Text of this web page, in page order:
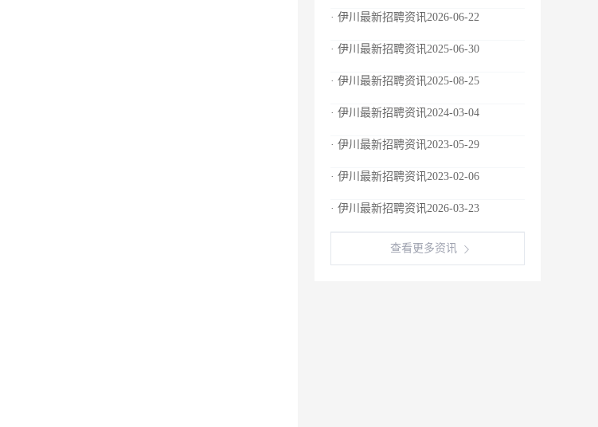
· 伊川最新招聘资讯2026-06-22
· 伊川最新招聘资讯2025-06-30
· 伊川最新招聘资讯2025-08-25
· 伊川最新招聘资讯2024-03-04
· 伊川最新招聘资讯2023-05-29
· 伊川最新招聘资讯2023-02-06
· 伊川最新招聘资讯2026-03-23
查看更多资讯